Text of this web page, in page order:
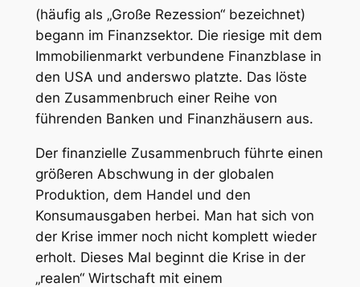
(häufig als „Große Rezession“ bezeichnet)
begann im Finanzsektor. Die riesige mit dem
Immobilienmarkt verbundene Finanzblase in
den USA und anderswo platzte. Das löste
den Zusammenbruch einer Reihe von
führenden Banken und Finanzhäusern aus.
Der finanzielle Zusammenbruch führte einen
größeren Abschwung in der globalen
Produktion, dem Handel und den
Konsumausgaben herbei. Man hat sich von
der Krise immer noch nicht komplett wieder
erholt. Dieses Mal beginnt die Krise in der
„realen“ Wirtschaft mit einem